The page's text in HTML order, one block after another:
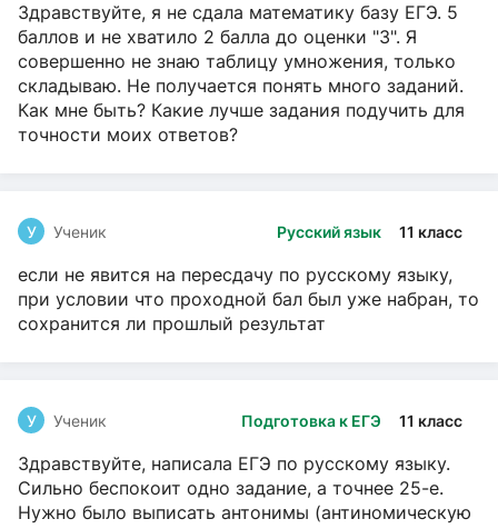
Здравствуйте, я не сдала математику базу ЕГЭ. 5
баллов и не хватило 2 балла до оценки "3". Я
совершенно не знаю таблицу умножения, только
складываю. Не получается понять много заданий.
Как мне быть? Какие лучше задания подучить для
точности моих ответов?
Русский язык 11 класс
У Ученик
если не явится на пересдачу по русскому языку,
при условии что проходной бал был уже набран, то
сохранится ли прошлый результат
Подготовка к ЕГЭ 11 класс
У Ученик
Здравствуйте, написала ЕГЭ по русскому языку.
Сильно беспокоит одно задание, а точнее 25-е.
Нужно было выписать антонимы (антиномическую